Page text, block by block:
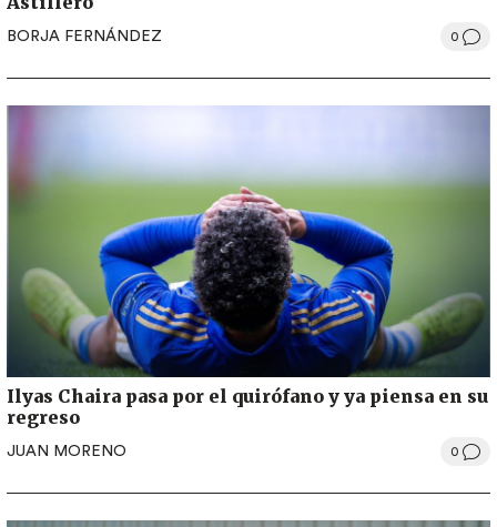
BORJA FERNÁNDEZ 0
Ilyas Chaira pasa por el quirófano y ya piensa en su
regreso
JUAN MORENO 0